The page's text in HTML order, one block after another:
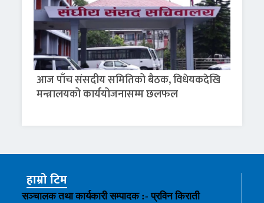
आज पाँच संसदीय समितिको बैठक, विधेयकदेखि
मन्त्रालयको कार्ययोजनासम्म छलफल
हाम्रो टिम
सञ्चालक तथा कार्यकारी सम्पादक :- प्रविन किराती